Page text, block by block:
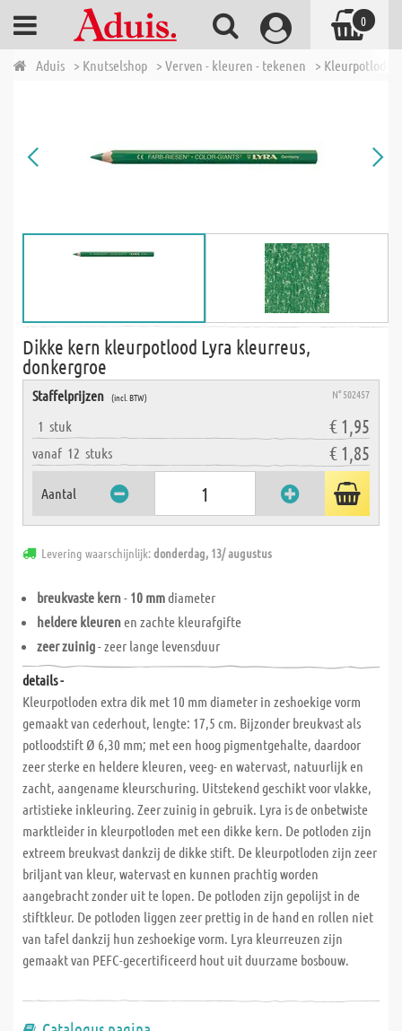
Aduis > Knutselshop > Verven - kleuren - tekenen >
Dikke kern kleurpotlood Lyra kleurreus,
donkergroe
Staffelprijzen (incl. BTW) N° 502457
1 stuk € 1,95
vanaf 12 stuks € 1,85
Aantal
Levering waarschijnlijk:donderdag, 13/ augustus
breukvaste kern- 10 mmdiameter
heldere kleurenen zachte kleurafgifte
zeer zuinig- zeer lange levensduur
details -
Kleurpotloden extra dik met 10 mm diameter in zeshoekige vorm
gemaakt van cederhout, lengte: 17,5 cm. Bijzonder breukvast als
potloodstift Ø 6,30 mm; met een hoog pigmentgehalte, daardoor
zeer sterke en heldere kleuren, veeg- en watervast, natuurlijk en
zacht, aangename kleurschuring. Uitstekend geschikt voor vlakke,
artistieke inkleuring. Zeer zuinig in gebruik. Lyra is de onbetwiste
marktleider in kleurpotloden met een dikke kern. De potloden zijn
extreem breukvast dankzij de dikke stift. De kleurpotloden zijn zeer
briljant van kleur, watervast en kunnen prachtig worden
aangebracht zonder uit te lopen. De potloden zijn gepolijst in de
stiftkleur. De potloden liggen zeer prettig in de hand en rollen niet
van tafel dankzij hun zeshoekige vorm. Lyra kleurreuzen zijn
gemaakt van PEFC-gecertificeerd hout uit duurzame bosbouw.
0